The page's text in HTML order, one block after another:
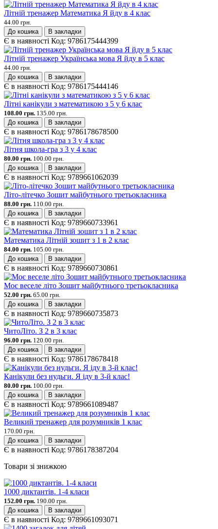
Літній тренажер Математика Я йду в 4 клас
44.00 грн.
До кошика
В закладки
Є в наявності Код: 9786175444399
Літній тренажер Українська мова Я йду в 5 клас
44.00 грн.
До кошика
В закладки
Є в наявності Код: 9786175444146
Літні канікули з математикою з 5 у 6 клас
108.00 грн. 135.00 грн.
До кошика
В закладки
Є в наявності Код: 9786178678500
Літня школа-гра з 3 у 4 клас
80.00 грн. 100.00 грн.
До кошика
В закладки
Є в наявності Код: 9789661062039
Літо-літечко Зошит майбутнього третьокласника
88.00 грн. 110.00 грн.
До кошика
В закладки
Є в наявності Код: 9789660733961
Математика Літній зошит з 1 в 2 клас
84.00 грн. 105.00 грн.
До кошика
В закладки
Є в наявності Код: 9789660730861
Моє веселе літо Зошит майбутнього третьокласника
52.00 грн. 65.00 грн.
До кошика
В закладки
Є в наявності Код: 9789660735873
ЧитоЛіто. З 2 в 3 клас
96.00 грн. 120.00 грн.
До кошика
В закладки
Є в наявності Код: 9786178678418
Канікули без нудьги. Я іду в 3-й клас!
80.00 грн. 100.00 грн.
До кошика
В закладки
Є в наявності Код: 9789661089487
Великий тренажер для розумників 1 клас
170.00 грн.
До кошика
В закладки
Є в наявності Код: 9786178387204
Товари зі знижкою
1000 диктантів. 1-4 класи
152.00 грн. 190.00 грн.
До кошика
В закладки
Є в наявності Код: 9789661093071